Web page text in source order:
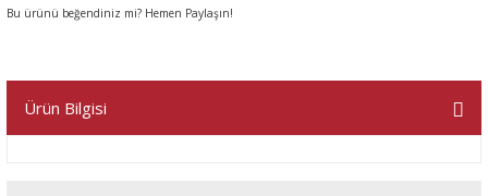
Bu ürünü beğendiniz mi? Hemen Paylaşın!
Ürün Bilgisi